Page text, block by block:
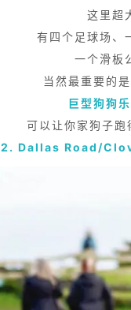
这里超
有四个足球场、
一个滑板
当然最重要的
巨型狗狗
可以让你家狗子跑
2. Dallas Road/